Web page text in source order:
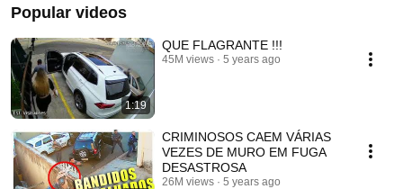
Popular videos
1:19
QUE FLAGRANTE !!!
45M views 5 years ago
CRIMINOSOS CAEM VÁRIAS
VEZES DE MURO EM FUGA
DESASTROSA
26M views 5 years ago